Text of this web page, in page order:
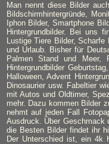
Man nennt diese Bilder
Bildschirmhintergründe,
Iphon Bilder, Smartphone
Hintergrundbilder. Bei uns
Lustige Tiere Bilder,
und Urlaub. Bisher für
Palmen Stand und Meer,
Hintergrundbilder
Halloween, Advent
Dinosaurier usw. Fabeltier
mit Autos und Oldtimer,
mehr. Dazu kommen Bilder
nehmt auf jeden Fall
Ausdruck. Über Geschmack
die Besten Bilder findet ihr
Der Unterschied ist, ein 4k